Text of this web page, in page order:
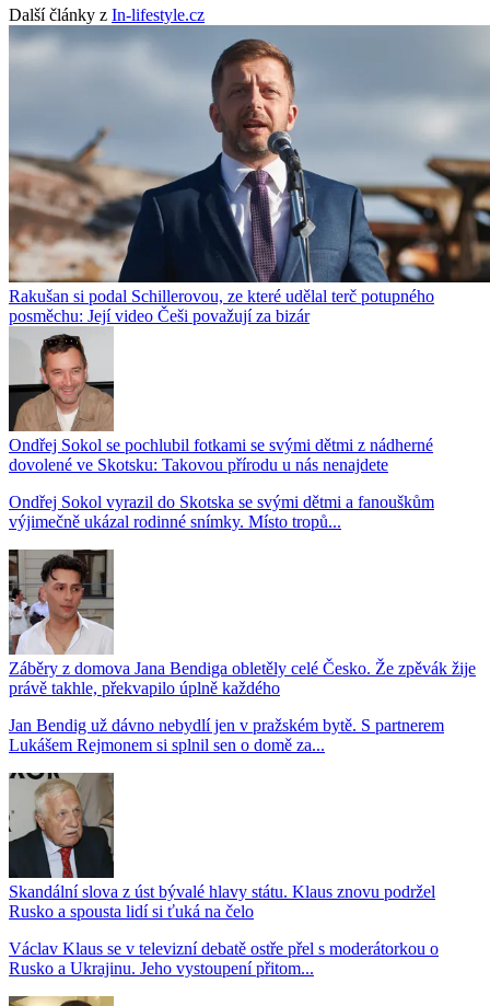
Další články z In-lifestyle.cz
Rakušan si podal Schillerovou, ze které udělal terč potupného
posměchu: Její video Češi považují za bizár
Ondřej Sokol se pochlubil fotkami se svými dětmi z nádherné
dovolené ve Skotsku: Takovou přírodu u nás nenajdete
Ondřej Sokol vyrazil do Skotska se svými dětmi a fanouškům
výjimečně ukázal rodinné snímky. Místo tropů...
Záběry z domova Jana Bendiga obletěly celé Česko. Že zpěvák žije
právě takhle, překvapilo úplně každého
Jan Bendig už dávno nebydlí jen v pražském bytě. S partnerem
Lukášem Rejmonem si splnil sen o domě za...
Skandální slova z úst bývalé hlavy státu. Klaus znovu podržel
Rusko a spousta lidí si ťuká na čelo
Václav Klaus se v televizní debatě ostře přel s moderátorkou o
Rusko a Ukrajinu. Jeho vystoupení přitom...